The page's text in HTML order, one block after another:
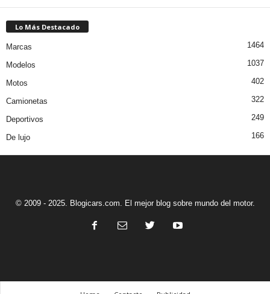
Lo Más Destacado
Marcas 1464
Modelos 1037
Motos 402
Camionetas 322
Deportivos 249
De lujo 166
© 2009 - 2025. Blogicars.com. El mejor blog sobre mundo del motor.